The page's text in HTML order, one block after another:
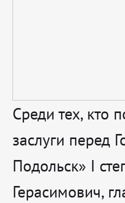
Среди тех, кто
заслуги перед
Подольск» I
Герасимович,